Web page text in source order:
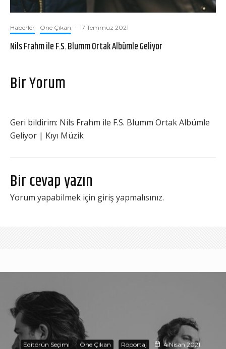
Haberler Öne Çıkan · 17 Temmuz 2021
Nils Frahm ile F.S. Blumm Ortak Albümle Geliyor
Bir Yorum
Geri bildirim: Nils Frahm ile F.S. Blumm Ortak Albümle
Geliyor | Kıyı Müzik
Bir cevap yazın
Yorum yapabilmek için giriş yapmalısınız.
Editörün Seçimi Öne Çıkan Röportaj
4 Nisan 2021